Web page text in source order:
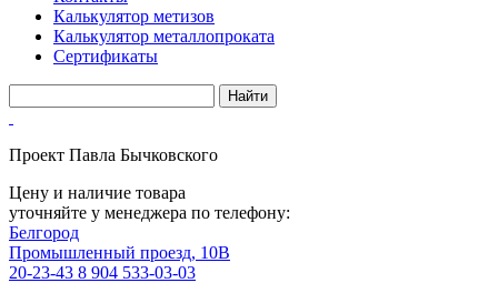
Калькулятор метизов
Калькулятор металлопроката
Сертификаты
Проект Павла Бычковского
Цену и наличие товара
уточняйте у менеджера по телефону:
Белгород
Промышленный проезд, 10В
20-23-43 8 904 533-03-03